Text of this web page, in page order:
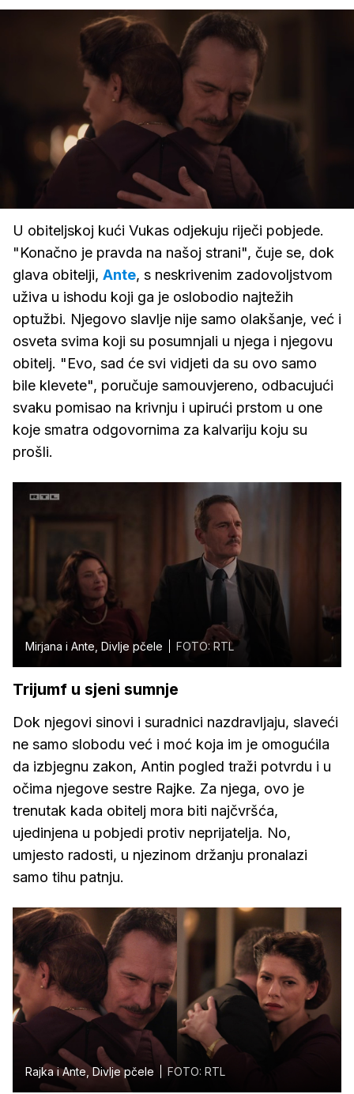
zvuk
Loaded
100.00%
U obiteljskoj kući Vukas odjekuju riječi pobjede.
"Konačno je pravda na našoj strani", čuje se, dok
glava obitelji, Ante, s neskrivenim zadovoljstvom
uživa u ishodu koji ga je oslobodio najtežih
optužbi. Njegovo slavlje nije samo olakšanje, već i
osveta svima koji su posumnjali u njega i njegovu
obitelj. "Evo, sad će svi vidjeti da su ovo samo
bile klevete", poručuje samouvjereno, odbacujući
svaku pomisao na krivnju i upirući prstom u one
koje smatra odgovornima za kalvariju koju su
prošli.
Mirjana i Ante, Divlje pčele FOTO: RTL
Trijumf u sjeni sumnje
Dok njegovi sinovi i suradnici nazdravljaju, slaveći
ne samo slobodu već i moć koja im je omogućila
da izbjegnu zakon, Antin pogled traži potvrdu i u
očima njegove sestre Rajke. Za njega, ovo je
trenutak kada obitelj mora biti najčvršća,
ujedinjena u pobjedi protiv neprijatelja. No,
umjesto radosti, u njezinom držanju pronalazi
samo tihu patnju.
Rajka i Ante, Divlje pčele FOTO: RTL